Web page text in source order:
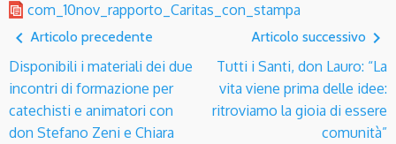
com_10nov_rapporto_Caritas_con_stampa
navigate_before Articolo precedente
Disponibili i materiali dei due
incontri di formazione per
catechisti e animatori con
don Stefano Zeni e Chiara
Articolo successivo navigate_next
Tutti i Santi, don Lauro: “La
vita viene prima delle idee:
ritroviamo la gioia di essere
comunità”